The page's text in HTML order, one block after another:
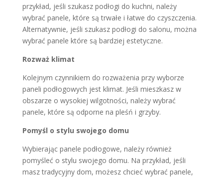
przykład, jeśli szukasz podłogi do kuchni, należy
wybrać panele, które są trwałe i łatwe do czyszczenia.
Alternatywnie, jeśli szukasz podłogi do salonu, można
wybrać panele które są bardziej estetyczne.
Rozważ klimat
Kolejnym czynnikiem do rozważenia przy wyborze
paneli podłogowych jest klimat. Jeśli mieszkasz w
obszarze o wysokiej wilgotności, należy wybrać
panele, które są odporne na pleśń i grzyby.
Pomyśl o stylu swojego domu
Wybierając panele podłogowe, należy również
pomyśleć o stylu swojego domu. Na przykład, jeśli
masz tradycyjny dom, możesz chcieć wybrać panele,